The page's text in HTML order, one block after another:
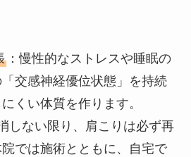
：慢性的なストレスや睡眠の
交感神経優位状態」を持続
くい体質を作ります。
しない限り、肩こりは必ず再
では施術とともに、自宅で